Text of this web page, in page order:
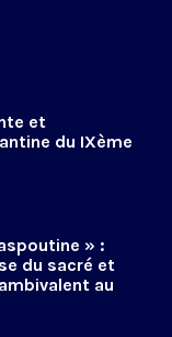
et
du IXème
» :
du sacré et
au